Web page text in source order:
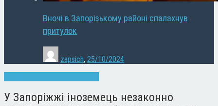
Вночі в Запорізькому районі спалахнув
притулок
zapsich, 25/10/2024
У Запоріжжі іноземець незаконно